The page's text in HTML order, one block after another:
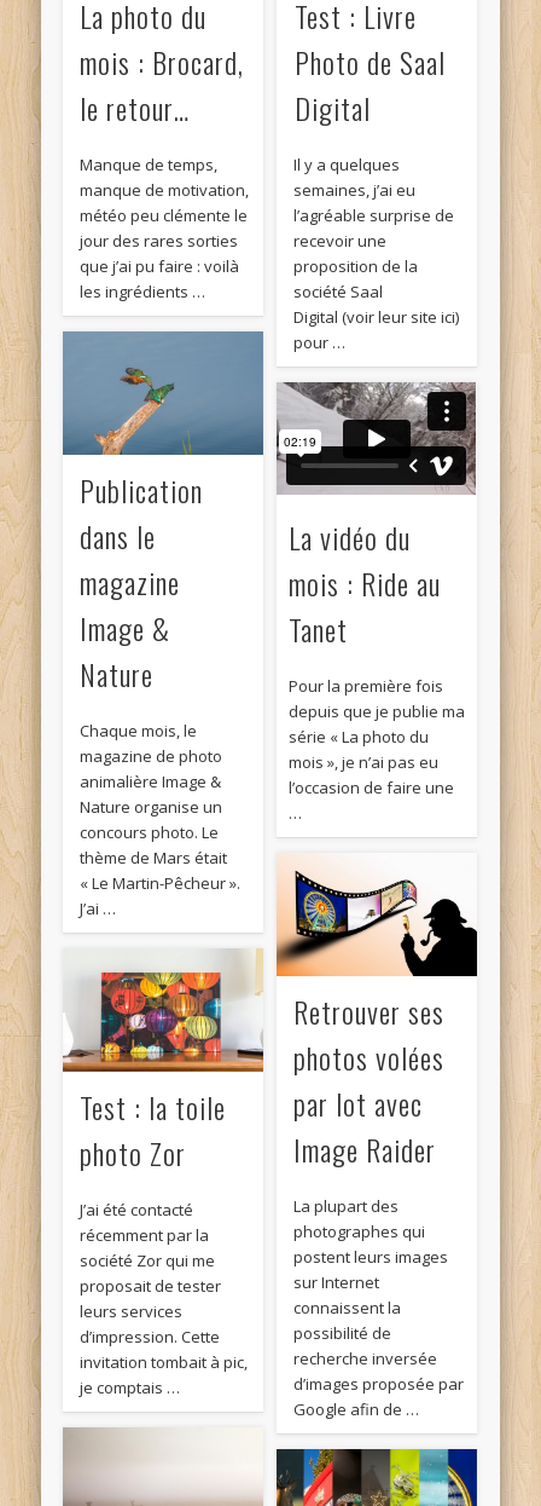
La photo du
mois : Brocard,
le retour…
Manque de temps,
manque de motivation,
météo peu clémente le
jour des rares sorties
que j’ai pu faire : voilà
les ingrédients …
Test : Livre
Photo de Saal
Digital
Il y a quelques
semaines, j’ai eu
l’agréable surprise de
recevoir une
proposition de la
société Saal
Digital (voir leur site ici)
pour …
Publication
dans le
magazine
Image &
Nature
Chaque mois, le
magazine de photo
animalière Image &
Nature organise un
concours photo. Le
thème de Mars était
« Le Martin-Pêcheur ».
J’ai …
La vidéo du
mois : Ride au
Tanet
Pour la première fois
depuis que je publie ma
série « La photo du
mois », je n’ai pas eu
l’occasion de faire une
…
Retrouver ses
photos volées
par lot avec
Image Raider
La plupart des
photographes qui
postent leurs images
sur Internet
connaissent la
possibilité de
recherche inversée
d’images proposée par
Google afin de …
Test : la toile
photo Zor
J’ai été contacté
récemment par la
société Zor qui me
proposait de tester
leurs services
d’impression. Cette
invitation tombait à pic,
je comptais …